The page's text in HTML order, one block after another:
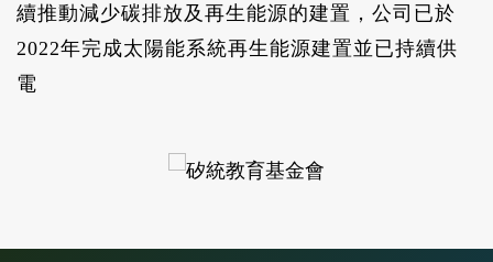
續推動減少碳排放及再生能源的建置，公司已於
2022年完成太陽能系統再生能源建置並已持續供
電